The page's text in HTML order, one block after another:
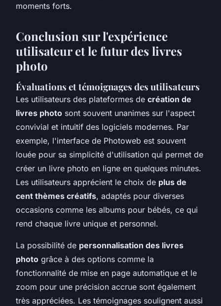
moments forts.
Conclusion sur l'expérience
utilisateur et le futur des livres
photo
Évaluations et témoignages des utilisateurs
Les utilisateurs des plateformes de création de
livres photo sont souvent unanimes sur l'aspect
convivial et intuitif des logiciels modernes. Par
exemple, l'interface de Photoweb est souvent
louée pour sa simplicité d'utilisation qui permet de
créer un livre photo en ligne en quelques minutes.
Les utilisateurs apprécient le choix de plus de
cent thèmes créatifs, adaptés pour diverses
occasions comme les albums pour bébés, ce qui
rend chaque livre unique et personnel.
La possibilité de personnalisation des livres
photo grâce à des options comme la
fonctionnalité de mise en page automatique et le
zoom pour une précision accrue sont également
très appréciées. Les témoignages soulignent aussi